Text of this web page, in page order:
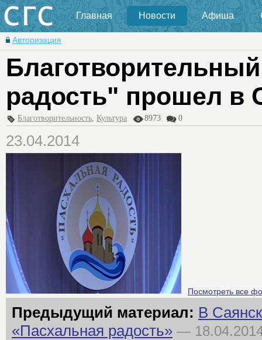
Главная Новости Афиша
Авторизация
радость" прошел в
Благотворительность, Культура 8973 0
23.04.2014
Посмотреть все
Предыдущий материал: В
«Пасхальная радость» —